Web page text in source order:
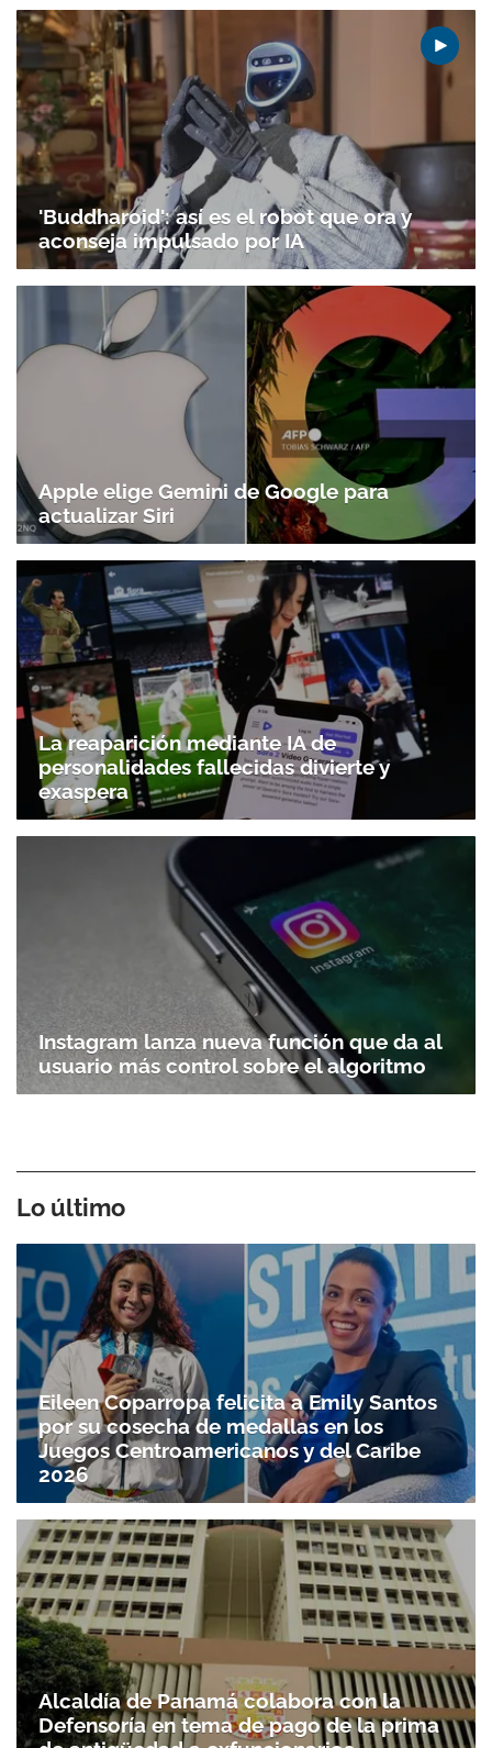
'Buddharoid': así es el robot que ora y
aconseja impulsado por IA
Apple elige Gemini de Google para
actualizar Siri
La reaparición mediante IA de
personalidades fallecidas divierte y
exaspera
Instagram lanza nueva función que da al
usuario más control sobre el algoritmo
Lo último
Eileen Coparropa felicita a Emily Santos
por su cosecha de medallas en los
Juegos Centroamericanos y del Caribe
2026
Alcaldía de Panamá colabora con la
Defensoría en tema de pago de la prima